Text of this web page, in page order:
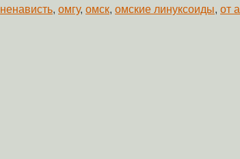
ненависть, омгу, омск, омские линуксоиды, от